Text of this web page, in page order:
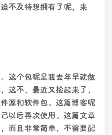
不及待想拥有了呢，来
这个包呢是我去年早就做
这不，最近又捡起来了，
源和软件包。这篇博客呢
以后再次使用。这篇文章
而且非常简单，不需要配